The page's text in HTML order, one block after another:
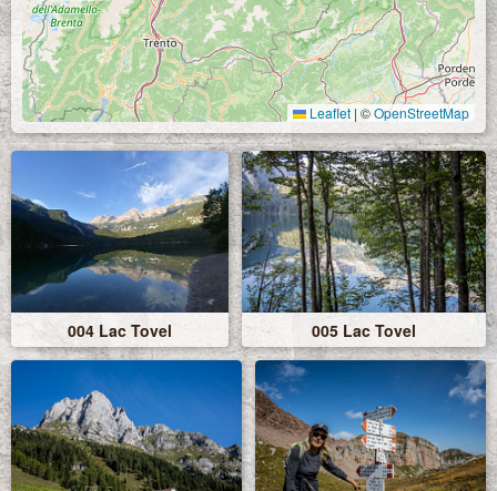
Leaflet | ©OpenStreetMap
004 Lac Tovel 005 Lac Tovel